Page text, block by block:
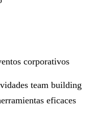
corporativos
team building
eficaces